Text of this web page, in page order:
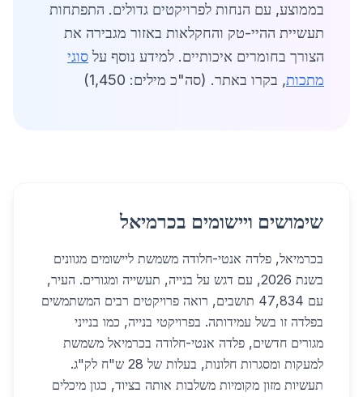
בממוצע, עם הנחות לפרויקטים גדולים. התפתחות
תעשיית ההיי-טק והחקלאות באזור מגבירה את
הצורך בחומרים איכותיים. למידע נוסף על סוגי
מתכות, בקרו באתר. (סה"כ מילים: 1,450)
שימושים ויישומים בכרמיאל
בכרמיאל, פלדה אנטי-חלודה משמשת ליישומים מגוונים
בשנת 2026, עם דגש על בנייה, תעשייה ומגורים. העיר,
עם 47,834 תושבים, רואה פרויקטים רבים המשתמשים
בפלדה זו בשל עמידותה. בפרויקטי בנייה, כמו בנייני
מגורים חדשים, פלדה אנטי-חלודה בכרמיאל משמשת
למעקות ומסגרות חלונות, בעלות של 28 ש"ח לק"ג.
תעשיות מזון מקומיות משלבות אותה בציוד, כגון מיכלים